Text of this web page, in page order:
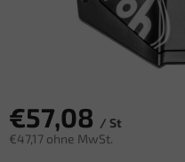
€57,08 / St
€47,17 ohne MwSt.